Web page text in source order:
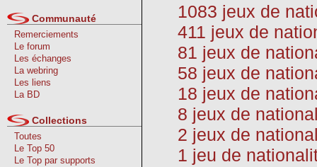
Communauté
Remerciements
Le forum
Les échanges
La webring
Les liens
La BD
Collections
Toutes
Le Top 50
Le Top par supports
1083 jeux de
411 jeux de
81 jeux de
58 jeux de
18 jeux de
8 jeux de
2 jeux de
1 jeu de